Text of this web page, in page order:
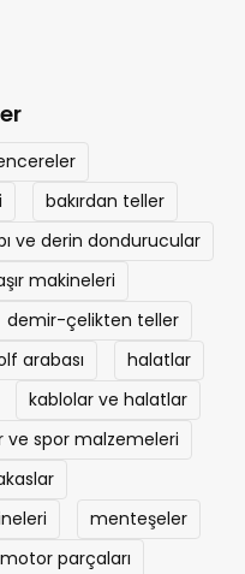
bakırdan teller
ve derin dondurucular
makineleri
demir-çelikten teller
arabası
halatlar
kablolar ve halatlar
ve spor malzemeleri
menteşeler
motor parçaları